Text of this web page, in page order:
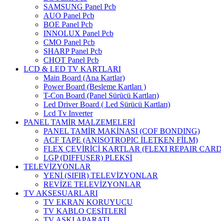
SAMSUNG Panel Pcb
AUO Panel Pcb
BOE Panel Pcb
INNOLUX Panel Pcb
CMO Panel Pcb
SHARP Panel Pcb
CHOT Panel Pcb
LCD & LED TV KARTLARI
Main Board (Ana Kartlar)
Power Board (Besleme Kartları )
T-Con Board (Panel Sürücü Kartları)
Led Driver Board ( Led Sürücü Kartları)
Lcd Tv Inverter
PANEL TAMİR MALZEMELERİ
PANEL TAMİR MAKİNASI (COF BONDING)
ACF TAPE (ANISOTROPIC İLETKEN FİLM)
FLEX ÇEVİRİCİ KARTLAR (FLEXI REPAIR
LGP (DIFFUSER) PLEKSİ
TELEVİZYONLAR
YENİ (SIFIR) TELEVİZYONLAR
REVİZE TELEVİZYONLAR
TV AKSESUARLARI
TV EKRAN KORUYUCU
TV KABLO ÇEŞİTLERİ